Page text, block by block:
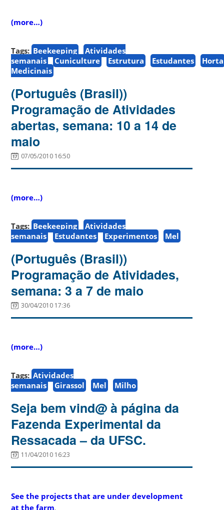
(more…)
Tags: Beekeeping
Atividades
semanais
Cuniculture Estrutura Estudantes
Horta
Medicinais
(Português (Brasil))
Programação de Atividades
abertas, semana: 10 a 14 de
maio
07/05/2010 16:50
(more…)
Tags: Beekeeping
Atividades
semanais
Estudantes Experimentos Mel
(Português (Brasil))
Programação de Atividades,
semana: 3 a 7 de maio
30/04/2010 17:36
(more…)
Tags: Atividades
semanais
Girassol Mel Milho
Seja bem vind@ à página da
Fazenda Experimental da
Ressacada – da UFSC.
11/04/2010 16:23
See the projects that are under development
at the farm.